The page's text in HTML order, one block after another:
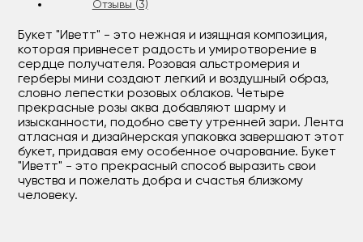
Отзывы (3)
Букет "Иветт" - это нежная и изящная композиция,
которая привнесет радость и умиротворение в
сердце получателя. Розовая альстромерия и
герберы мини создают легкий и воздушный образ,
словно лепестки розовых облаков. Четыре
прекрасные розы аква добавляют шарму и
изысканности, подобно свету утренней зари. Лента
атласная и дизайнерская упаковка завершают этот
букет, придавая ему особенное очарование. Букет
"Иветт" - это прекрасный способ выразить свои
чувства и пожелать добра и счастья близкому
человеку.